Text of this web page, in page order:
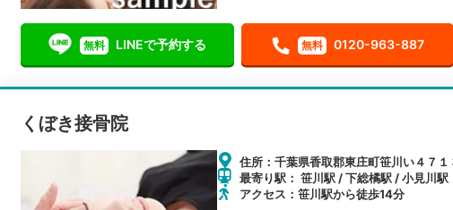
無料 LINEで予約する 無料 0120-963-887
くぼき接骨院
住所：千葉県香取郡東庄町笹川い４７１
最寄り駅： 笹川駅 / 下総橘駅 / 小見川駅
アクセス：笹川駅から徒歩14分